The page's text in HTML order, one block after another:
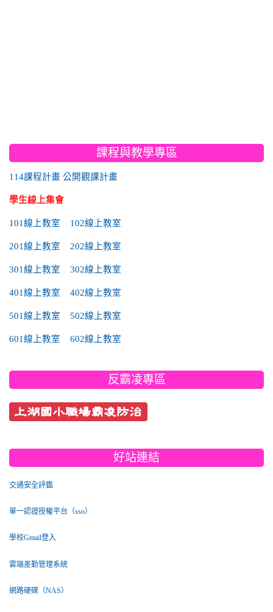
::: 課程與教學專區
114課程計畫 公開觀課計畫
學生線上集會
101線上教室 102線上教室
201線上教室 202線上教室
301線上教室 302線上教室
401線上教室 402線上教室
501線上教室 502線上教室
601線上教室 602線上教室
反霸凌專區
上湖國小職場霸凌防治
好站連結
交通安全評鑑
單一認證授權平台（sso）
學校Gmail登入
雲端差勤管理系統
網路硬碟（NAS）